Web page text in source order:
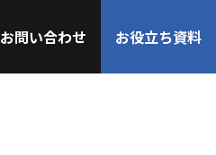
お問い合わせ お役立ち資料